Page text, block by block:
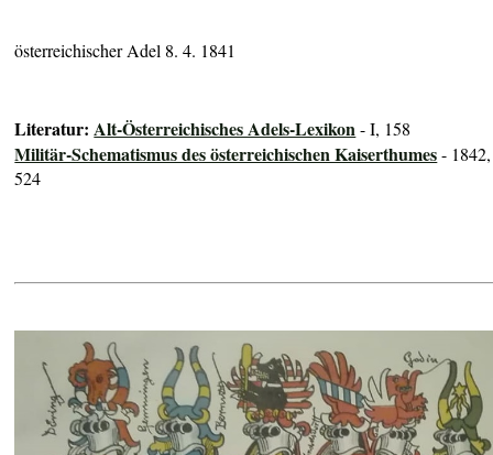
österreichischer Adel 8. 4. 1841
Literatur: Alt-Österreichisches Adels-Lexikon - I, 158
Militär-Schematismus des österreichischen Kaiserthumes- 1842,
524